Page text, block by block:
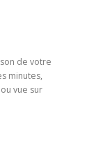
de votre
minutes,
ou vue sur